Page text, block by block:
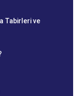
Tabirleri ve